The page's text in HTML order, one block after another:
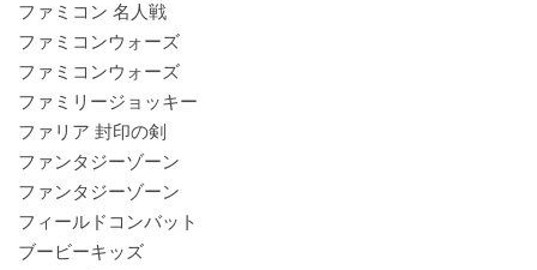
ファミコン 名人戦
ファミコンウォーズ
ファミコンウォーズ
ファミリージョッキー
ファリア 封印の剣
ファンタジーゾーン
ファンタジーゾーン
フィールドコンバット
ブービーキッズ